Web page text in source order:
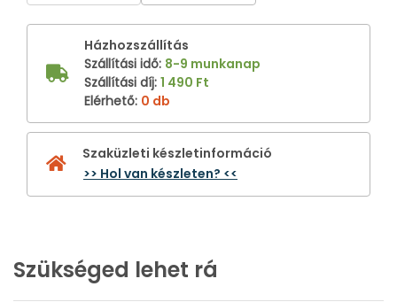
Házhozszállítás
Szállítási idő: 8-9 munkanap
Szállítási díj: 1 490 Ft
Elérhető: 0 db
Szaküzleti készletinformáció
>> Hol van készleten? <<
Szükséged lehet rá